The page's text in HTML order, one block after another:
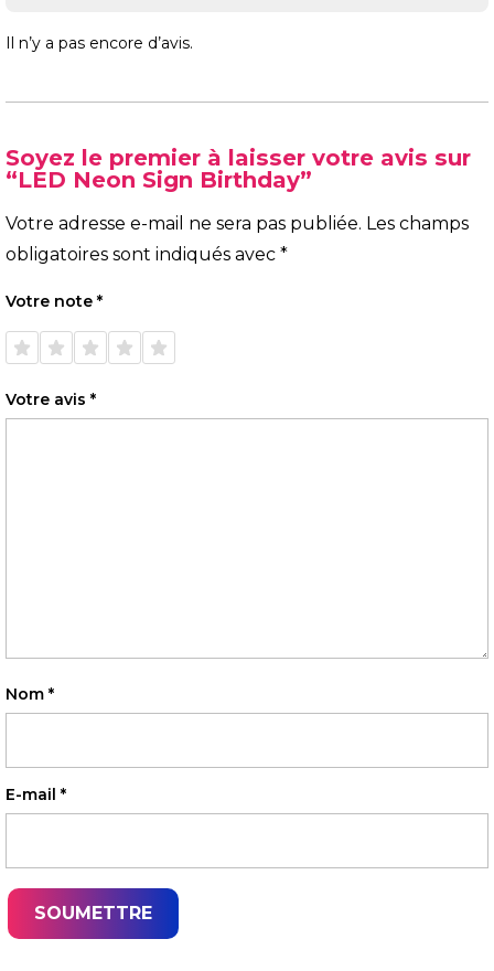
Il n’y a pas encore d’avis.
Soyez le premier à laisser votre avis sur
“LED Neon Sign Birthday”
Votre adresse e-mail ne sera pas publiée. Les champs
obligatoires sont indiqués avec *
Votre note *
1 étoile
sur 5
2 étoiles
sur 5
3 étoiles
sur 5
4 étoiles
sur 5
5 étoiles
sur 5
Votre avis *
Nom *
E-mail *